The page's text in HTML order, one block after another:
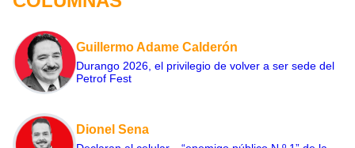
Guillermo Adame Calderón
Durango 2026, el privilegio de volver a ser sede del
Petrof Fest
Dionel Sena